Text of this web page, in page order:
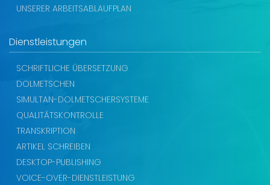
UNSERER ARBEITSABLAUFPLAN
Dienstleistungen
SCHRIFTLICHE ÜBERSETZUNG
DOLMETSCHEN
SIMULTAN-DOLMETSCHERSYSTEME
QUALITÄTSKONTROLLE
TRANSKRIPTION
ARTIKEL SCHREIBEN
DESKTOP-PUBLISHING
VOICE-OVER-DIENSTLEISTUNG